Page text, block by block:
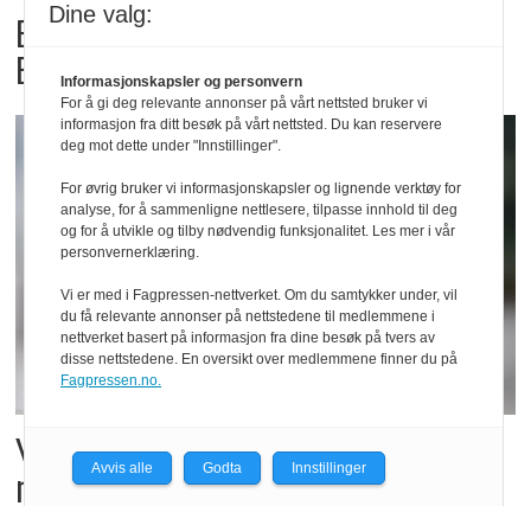
Billigbonanza da Norge slo
Elfenbenkysten
Vil vokse i brusmarkedet
med Dr Pepper
Dine valg:
Informasjonskapsler og personvern
For å gi deg relevante annonser på vårt nettsted bruker vi
informasjon fra ditt besøk på vårt nettsted. Du kan reservere
deg mot dette under "Innstillinger".
For øvrig bruker vi informasjonskapsler og lignende verktøy for
analyse, for å sammenligne nettlesere, tilpasse innhold til deg
og for å utvikle og tilby nødvendig funksjonalitet. Les mer i vår
personvernerklæring.
Vi er med i Fagpressen-nettverket. Om du samtykker under, vil
du få relevante annonser på nettstedene til medlemmene i
nettverket basert på informasjon fra dine besøk på tvers av
disse nettstedene. En oversikt over medlemmene finner du på
Fagpressen.no.
Avvis alle Godta Innstillinger